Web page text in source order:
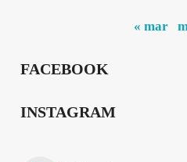
« mar
FACEBOOK
INSTAGRAM